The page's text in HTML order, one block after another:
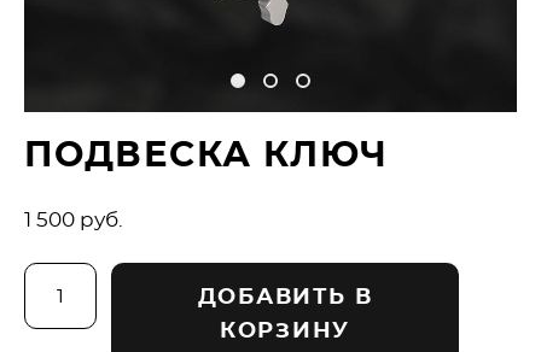
ПОДВЕСКА КЛЮЧ
1 500 pуб.
ДОБАВИТЬ В
КОРЗИНУ